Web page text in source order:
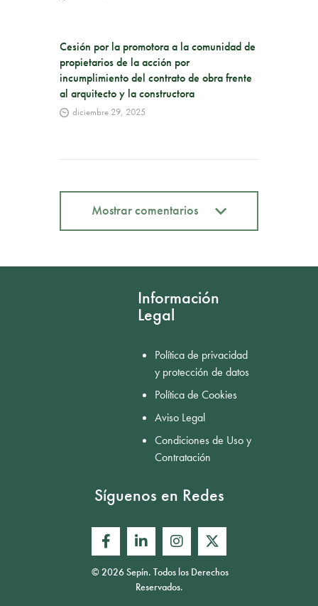
Cesión por la promotora a la comunidad de
propietarios de la acción por
incumplimiento del contrato de obra frente
al arquitecto y la constructora
diciembre 29, 2025
Mostrar comentarios
Información
Legal
Política de privacidad
y protección de datos
Política de Cookies
Aviso Legal
Condiciones de Uso y
Contratación
Síguenos en Redes
© 2026 Sepín. Todos los Derechos
Reservados.